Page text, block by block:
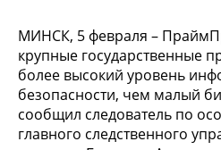
МИНСК, 5 февраля –
крупные государственные
более высокий уровень
безопасности, чем малый
сообщил следователь по
главного следственного